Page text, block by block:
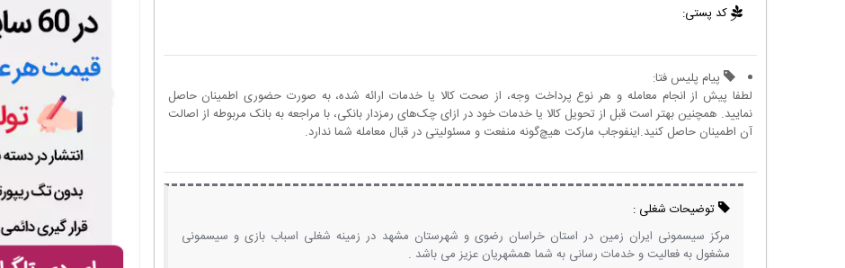
کد پستی:
پیام پلیس فتا:
لطفا پیش از انجام معامله و هر نوع پرداخت وجه، از صحت کالا یا خدمات ارائه شده، به صورت حضوری اطمینان حاصل
نمایید. همچنین بهتر است قبل از تحویل کالا یا خدمات خود در ازای چک‌های رمزدار بانکی، با مراجعه به بانک مربوطه از اصالت
آن اطمینان حاصل کنید.اینفوجاب مارکت هیچ‌گونه منفعت و مسئولیتی در قبال معامله شما ندارد.
توضیحات شغلی :
مرکز سیسمونی ایران زمین در استان خراسان رضوی و شهرستان مشهد در زمینه شغلی اسباب بازی و سیسمونی
مشغول به فعالیت و خدمات رسانی به شما همشهریان عزیز می باشد .